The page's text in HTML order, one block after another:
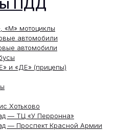
ПДД
«М» мотоциклы
автомобили
автомобили
и «ДЕ» (прицепы)
Хотьково
— ТЦ «У Перронна»
— Проспект Красной Армии